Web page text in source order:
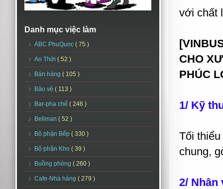
Danh mục việc làm
ABC PhuQuoc ( 75 )
An Thới ( 52 )
Bán hàng ( 105 )
Bảo vệ ( 113 )
Bar-pha chế ( 246 )
Bellman ( 52 )
Bộ phận Bếp ( 330 )
Bộ phận Kho ( 39 )
Buồng phòng ( 260 )
Cafe-Nhà hàng ( 279 )
với chất
CHO
PHÚC
1/ Kỹ
Tối
chung,
2/ Nhân